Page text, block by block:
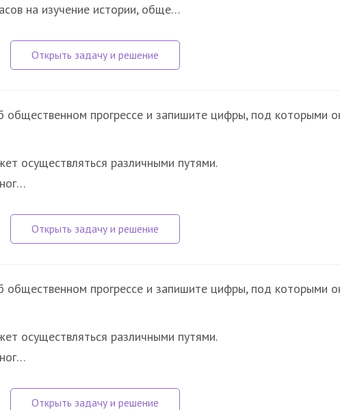
на изучение истории, обще…
общественном прогрессе и запишите цифры, под которыми
осуществляться различными путями.
общественном прогрессе и запишите цифры, под которыми
осуществляться различными путями.